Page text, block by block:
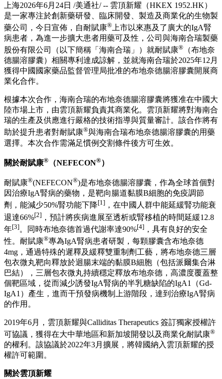
上海2026年6月24日 /美通社/ -- 雲頂新耀（HKEX 1952.HK）
是一家專注於創新藥研發、臨床開發、製造及商業化的生物製
藥公司，今日宣佈，自耐賦康® 上市以來惠及了廣大的IgA腎
病患者，為進一步擴大患者用藥可及性，公司與海南合瑞製藥
股份有限公司（以下簡稱「海南合瑞」）就耐賦康® （布地奈
德腸溶膠囊）相關專利達成諒解，並就海南合瑞於2025年12月
獲得中國國家藥品監督管理局批准的布地奈德腸溶膠囊開展商
業化合作。
根據本次合作，海南合瑞的布地奈德腸溶膠囊將獲准在中國大
陸市場上市，由雲頂新耀負責其商業化。雲頂新耀將對海南合
瑞的生產及供應進行嚴格的技術指導與質量審計。該合作將有
助於提升患者對耐賦康®與海南合瑞布地奈德腸溶膠囊的用藥
選擇。本次合作需滿足慣例交割條件後方可生效。
關於耐賦康® （NEFECON®）
耐賦康®(NEFECON®)是布地奈德腸溶膠囊，作為全球首個對
因治療IgA腎病的藥物，是靶向腸道黏膜B細胞的免疫調節
劑，能減少50%腎功能下降[1] ，在中國人群中能延緩腎功能衰
退達66%[2] ，預計將疾病進展至透析或腎移植的時間延緩12.8
年[3]。同時布地奈德首過代謝率達90%[4] ，具有良好的安全
性。耐賦康®專為IgA腎病患者研製，每顆膠囊含布地奈德
4mg，通過特殊的遲釋及緩釋雙重制劑工藝，將布地奈德三層
包衣微丸靶向釋放於迴腸末端的黏膜B細胞（包括派爾集合淋
巴結），三層包衣微丸持續穩定釋放布地奈德，高濃度覆蓋整
個靶區域，從而減少誘發IgA腎病的半乳糖缺陷的IgA1（Gd-
IgA1）產生，進而干預發病機制上游階段，達到治療IgA腎病
的作用。
2019年6月，雲頂新耀與Calliditas Therapeutics 簽訂獨家授權許
可協議，獲得在大中華地區和新加坡開發以及商業化耐賦康®
的權利。該協議於2022年3月擴展，將韓國納入雲頂新耀的授
權許可範圍。
關於雲頂新耀